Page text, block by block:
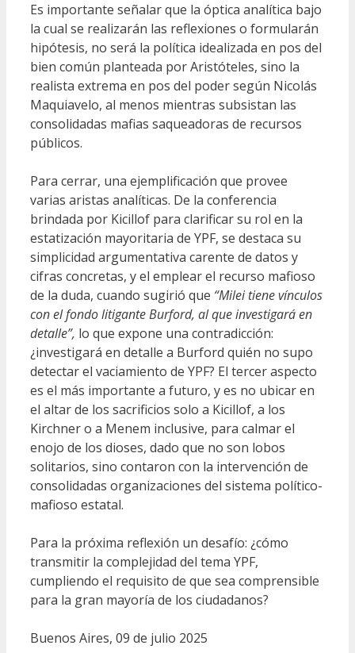
Es importante señalar que la óptica analítica bajo
la cual se realizarán las reflexiones o formularán
hipótesis, no será la política idealizada en pos del
bien común planteada por Aristóteles, sino la
realista extrema en pos del poder según Nicolás
Maquiavelo, al menos mientras subsistan las
consolidadas mafias saqueadoras de recursos
públicos.
Para cerrar, una ejemplificación que provee
varias aristas analíticas. De la conferencia
brindada por Kicillof para clarificar su rol en la
estatización mayoritaria de YPF, se destaca su
simplicidad argumentativa carente de datos y
cifras concretas, y el emplear el recurso mafioso
de la duda, cuando sugirió que “Milei tiene vínculos
con el fondo litigante Burford, al que investigará en
detalle”, lo que expone una contradicción:
¿investigará en detalle a Burford quién no supo
detectar el vaciamiento de YPF? El tercer aspecto
es el más importante a futuro, y es no ubicar en
el altar de los sacrificios solo a Kicillof, a los
Kirchner o a Menem inclusive, para calmar el
enojo de los dioses, dado que no son lobos
solitarios, sino contaron con la intervención de
consolidadas organizaciones del sistema político-
mafioso estatal.
Para la próxima reflexión un desafío: ¿cómo
transmitir la complejidad del tema YPF,
cumpliendo el requisito de que sea comprensible
para la gran mayoría de los ciudadanos?
Buenos Aires, 09 de julio 2025